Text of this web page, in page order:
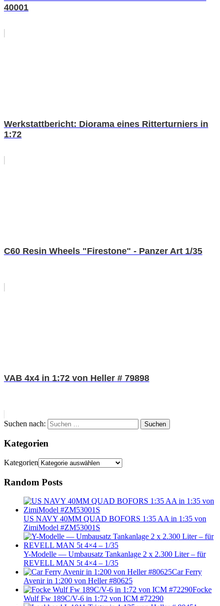
40001
Werkstattbericht: Diorama eines Ritterturniers in
1:72
C60 Resin Wheels "Firestone" - Panzer Art 1/35
VAB 4x4 in 1:72 von Heller # 79898
Suchen nach: Suchen
Kategorien
Kategorien
Random Posts
US NAVY 40MM QUAD BOFORS 1:35 AA in 1:35 von
ZimiModel #ZM53001S
Y-Modelle — Umbausatz Tankanlage 2 x 2.300 Liter – für
REVELL MAN 5t 4×4 – 1/35
Car Ferry
Avenir in 1:200 von Heller #80625
Focke
Wulf Fw 189C/V-6 in 1:72 von ICM #72290